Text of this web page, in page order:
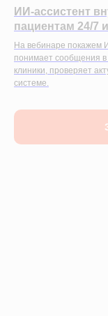
ИИ-ассистент
пациентам 24/7
На вебинаре покажем
понимает сообщения
клиники, проверяет
системе.